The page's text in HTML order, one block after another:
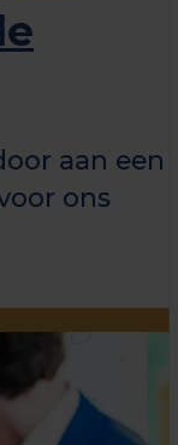
aan een
ons